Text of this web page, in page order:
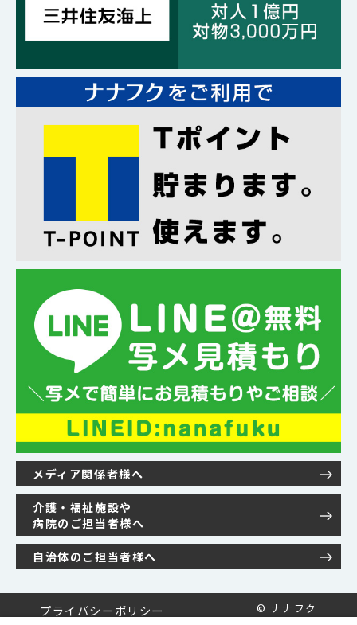
メディア関係者様へ
介護・福祉施設や
病院のご担当者様へ
自治体のご担当者様へ
プライバシーポリシー © ナナフク